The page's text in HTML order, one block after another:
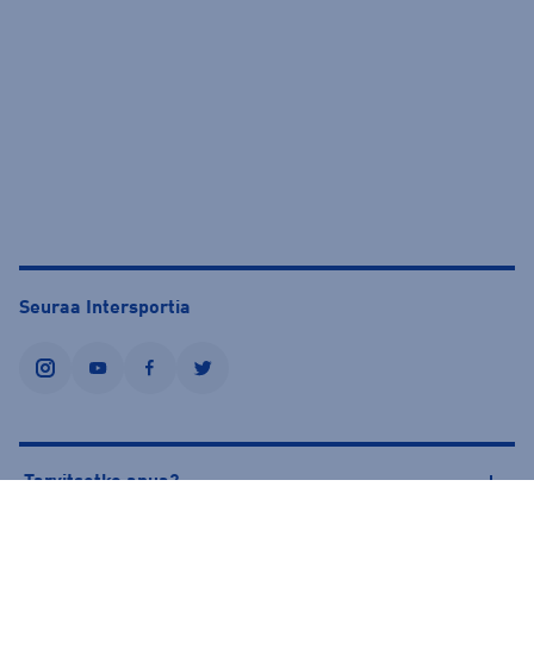
Seuraa Intersportia
instagramyoutubefacebooktwitter
Tarvitsetko apua?